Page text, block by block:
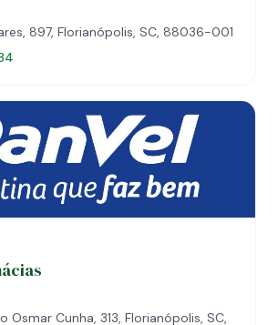
897, Florianópolis, SC, 88036-001
Osmar Cunha, 313, Florianópolis, SC,